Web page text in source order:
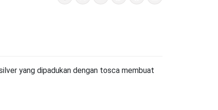
yang dipadukan dengan tosca membuat